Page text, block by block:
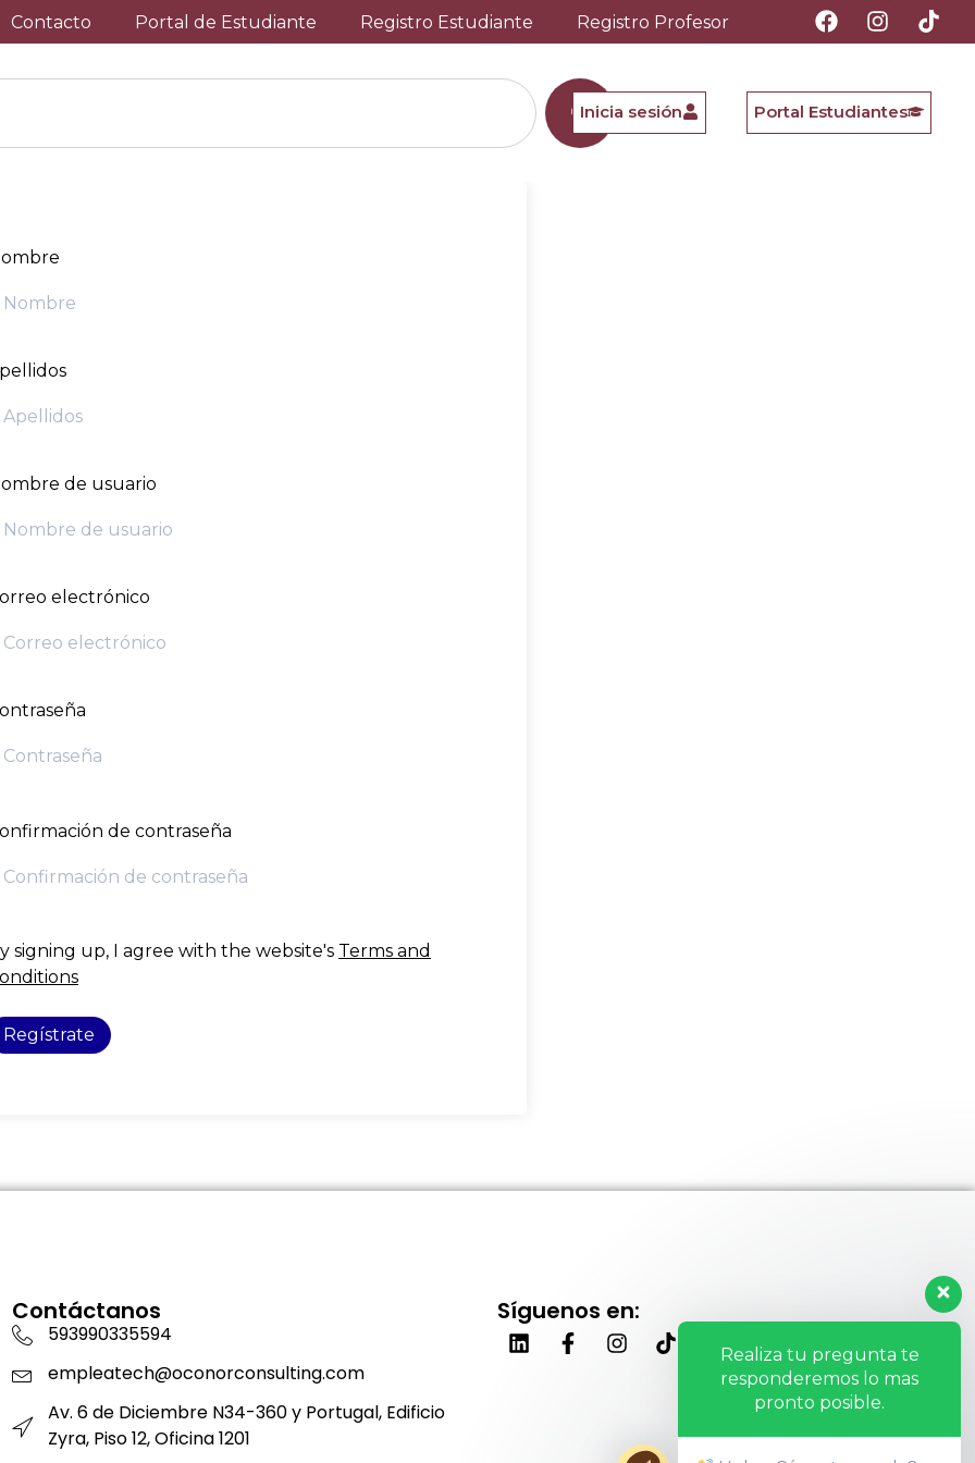
Contacto Portal de Estudiante Registro Estudiante Registro Profesor
Inicia sesión Portal Estudiantes
de usuario
electrónico
de contraseña
signing up, I agree with the website's Terms and
Regístrate
Contáctanos
593990335594
empleatech@oconorconsulting.com
Av. 6 de Diciembre N34-360 y Portugal, Edificio
Zyra, Piso 12, Oficina 1201
Síguenos en:
Realiza tu pregunta te
responderemos lo mas
pronto posible.